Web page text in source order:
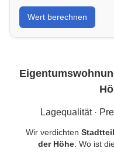
Kaufpreis einordnen,
Homburg vor der
minimieren – kompakt
Wert berechnen
Lagequalität ·
Wir verdichten
der Höhe: Wo ist